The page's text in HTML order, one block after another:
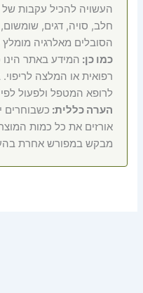
העשויה להכיל עקבות של
חלב, סויה, דגים, שומשום,
הסובלים מאלרגיה מומלץ
כמו כן: המידע באתר הינו
רפואית או המלצה
לרופא המטפל ולפעול לפי
הערה כללית: כשבוחרים
אורזים את כל כמות
מבקש במפורש אחרת